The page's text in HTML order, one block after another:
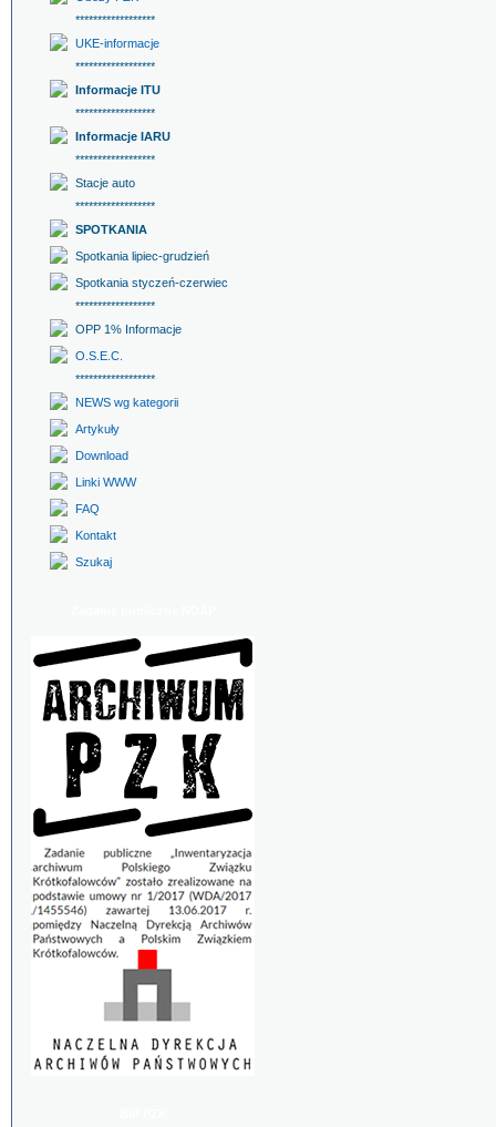
******************
UKE-informacje
******************
Informacje ITU
******************
Informacje IARU
******************
Stacje auto
******************
SPOTKANIA
Spotkania lipiec-grudzień
Spotkania styczeń-czerwiec
******************
OPP 1% Informacje
O.S.E.C.
******************
NEWS wg kategorii
Artykuły
Download
Linki WWW
FAQ
Kontakt
Szukaj